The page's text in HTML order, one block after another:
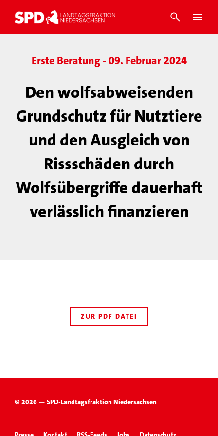
Erste Beratung - 09. Februar 2024
Den wolfsabweisenden
Grundschutz für Nutztiere
und den Ausgleich von
Rissschäden durch
Wolfsübergriffe dauerhaft
verlässlich finanzieren
ZUR PDF DATEI
© 2026 — SPD-Landtagsfraktion Niedersachsen